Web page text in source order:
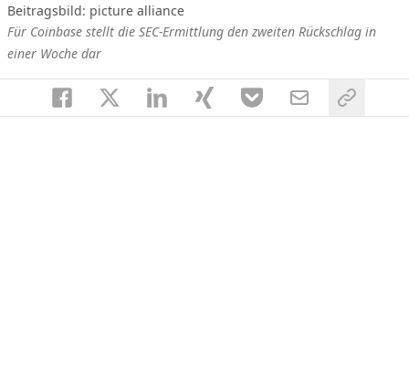
Beitragsbild: picture alliance
Für Coinbase stellt die SEC-Ermittlung den zweiten Rückschlag in
einer Woche dar